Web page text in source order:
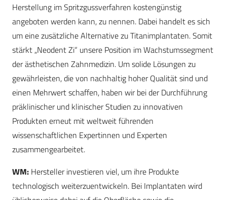
Herstellung im Spritzgussverfahren kostengünstig
angeboten werden kann, zu nennen. Dabei handelt es sich
um eine zusätzliche Alternative zu Titanimplantaten. Somit
stärkt „Neodent Zi“ unsere Position im Wachstumssegment
der ästhetischen Zahnmedizin. Um solide Lösungen zu
gewährleisten, die von nachhaltig hoher Qualität sind und
einen Mehrwert schaffen, haben wir bei der Durchführung
präklinischer und klinischer Studien zu innovativen
Produkten erneut mit weltweit führenden
wissenschaftlichen Expertinnen und Experten
zusammengearbeitet.
WM: Hersteller investieren viel, um ihre Produkte
technologisch weiterzuentwickeln. Bei Implantaten wird